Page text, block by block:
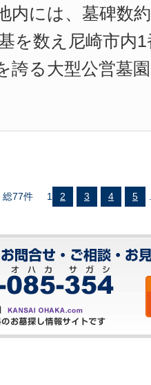
内には、墓碑数約
を数え尼崎市内
誇る大型公営墓
総77件 1 2 3 4 5